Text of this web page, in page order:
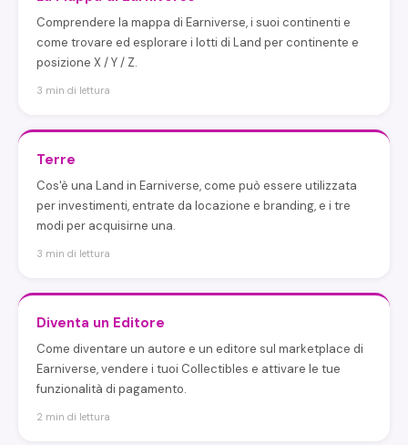
Comprendere la mappa di Earniverse, i suoi continenti e
come trovare ed esplorare i lotti di Land per continente e
posizione X / Y / Z.
3 min di lettura
Terre
Cos'è una Land in Earniverse, come può essere utilizzata
per investimenti, entrate da locazione e branding, e i tre
modi per acquisirne una.
3 min di lettura
Diventa un Editore
Come diventare un autore e un editore sul marketplace di
Earniverse, vendere i tuoi Collectibles e attivare le tue
funzionalità di pagamento.
2 min di lettura